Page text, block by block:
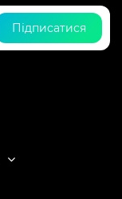
Підписатися